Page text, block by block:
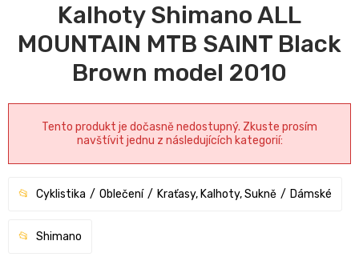
Kalhoty Shimano ALL
MOUNTAIN MTB SAINT Black
Brown model 2010
Tento produkt je dočasně nedostupný. Zkuste prosím
navštívit jednu z následujících kategorií:
Cyklistika Oblečení Kraťasy, Kalhoty, Sukně Dámské
Shimano